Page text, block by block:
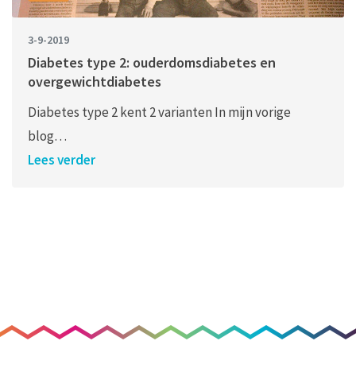
3-9-2019
Diabetes type 2: ouderdomsdiabetes en
overgewichtdiabetes
Diabetes type 2 kent 2 varianten In mijn vorige
blog…
Lees verder